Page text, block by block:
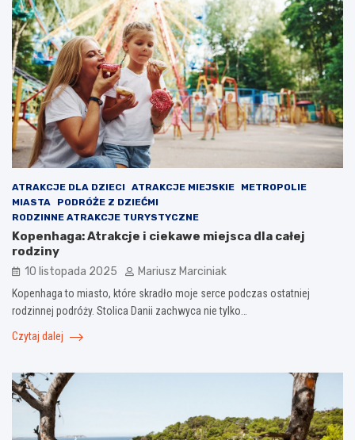
ATRAKCJE DLA DZIECI ATRAKCJE MIEJSKIE
METROPOLIE
MIASTA
PODRÓŻE Z DZIEĆMI
RODZINNE ATRAKCJE TURYSTYCZNE
Kopenhaga: Atrakcje i ciekawe miejsca dla całej
rodziny
10 listopada 2025 Mariusz Marciniak
Kopenhaga to miasto, które skradło moje serce podczas ostatniej
rodzinnej podróży. Stolica Danii zachwyca nie tylko…
Czytaj dalej